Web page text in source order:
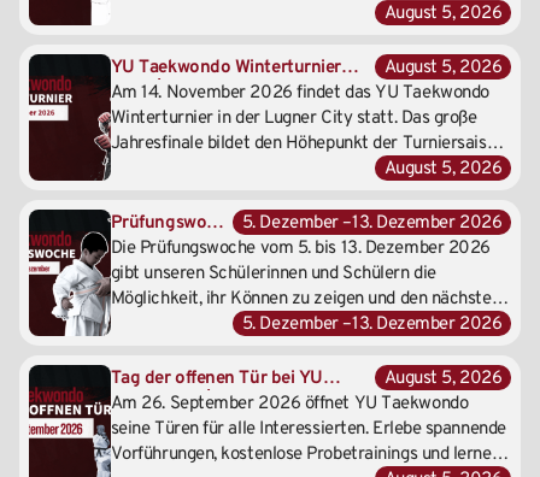
teilzunehmen. Erlebt gemeinsam, was traditionelles
Trainingswelt eurer Kinder direkt auf der Matte.
August 5, 2026
YU Taekwondo Winterturnier
2026 | Das große Finale des
Jahres | 14. November 2026
August 5, 2026
Am 14. November 2026 findet das YU Taekwondo
Winterturnier in der Lugner City statt. Das große
Jahresfinale bildet den Höhepunkt der Turniersaison.
Freue dich auf spannende Wettkämpfe, starke
Jahressieger.
August 5, 2026
Prüfungswoche
im Dezember:
Dein nächster
Schritt bei YU
Taekwondo
5. Dezember –13. Dezember 2026
Die Prüfungswoche vom 5. bis 13. Dezember 2026
gibt unseren Schülerinnen und Schülern die
Möglichkeit, ihr Können zu zeigen und den nächsten
Schritt auf ihrem Taekwondo-Weg zu gehen. Den
der Bruchtest und die Gürtelübergabe auf dem
Schulschiff.
5. Dezember –13. Dezember 2026
Tag der offenen Tür bei YU
Taekwondo | 26. September
2026
August 5, 2026
Am 26. September 2026 öffnet YU Taekwondo
seine Türen für alle Interessierten. Erlebe spannende
Vorführungen, kostenlose Probetrainings und lerne